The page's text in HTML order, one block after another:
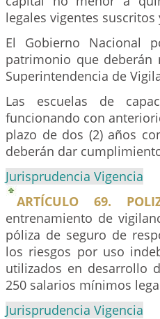
legales vigentes
El Gobierno Nacional
patrimonio que deberán
Superintendencia de
Las escuelas de
funcionando con
plazo de dos (2) años
deberán dar
Jurisprudencia Vigencia
ARTÍCULO 69.
entrenamiento de
póliza de seguro de
los riesgos por uso
utilizados en desarrollo
250 salarios mínimos
Jurisprudencia Vigencia